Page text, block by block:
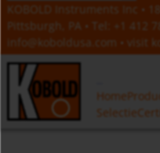
KOBOLD Instruments Inc •
Pittsburgh, PA • Tel:
+1 412
info@koboldusa.com • visit
Home
Selectie